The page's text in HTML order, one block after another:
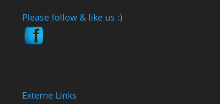
Please follow & like us :)
Externe Links